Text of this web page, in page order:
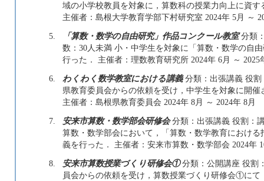
域の小学校教員を対象に，算数科の授業力向上に資
主催者：島根大学教育学部下村研究室 2024年 5月 ～
5.
「算数・数学の自由研究」作品コンクール教室分類
数：30人未満 小・中学生を対象に「算数・数学の自
行った． 主催者：理数教育研究所 2024年 6月 ～ 2025
6.
わくわく数学教室における講義分類：出張講義 役割
県教育委員会からの依頼を受け，中学生を対象に開
主催者：島根県教育委員会 2024年 8月 ～ 2024年 8月
7.
安来市算数・数学部会研修会分類：出張講義 役割：
算数・数学部会において，「算数・数学教育におけ
義を行った． 主催者：安来市算数・数学部会 2024年
8.
安来市算数授業づくり研修会①分類：公開講座 役割
員会からの依頼を受け，算数授業づくり研修会①に